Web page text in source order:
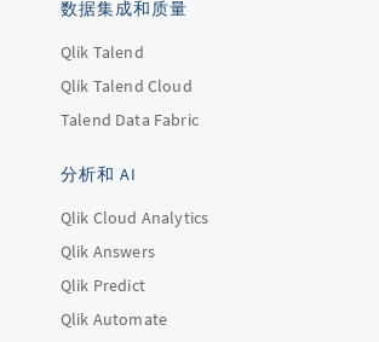
数据集成和质量
Qlik Talend
Qlik Talend Cloud
Talend Data Fabric
分析和 AI
Qlik Cloud Analytics
Qlik Answers
Qlik Predict
Qlik Automate